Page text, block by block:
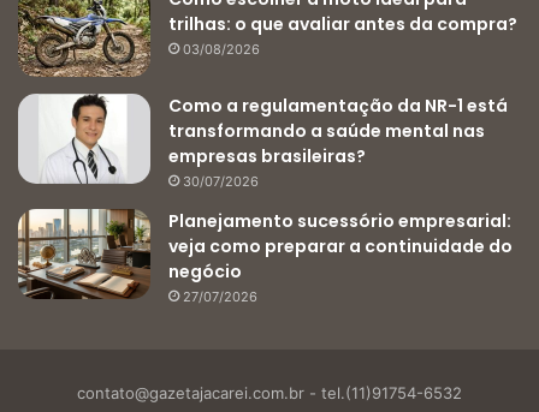
trilhas: o que avaliar antes da compra?
03/08/2026
Como a regulamentação da NR-1 está
transformando a saúde mental nas
empresas brasileiras?
30/07/2026
Planejamento sucessório empresarial:
veja como preparar a continuidade do
negócio
27/07/2026
contato@gazetajacarei.com.br - tel.(11)91754-6532